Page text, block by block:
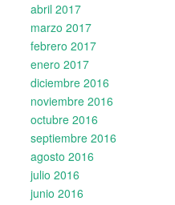
abril 2017
marzo 2017
febrero 2017
enero 2017
diciembre 2016
noviembre 2016
octubre 2016
septiembre 2016
agosto 2016
julio 2016
junio 2016